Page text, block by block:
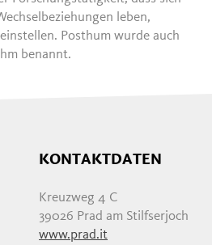
leben,
Posthum wurde auch
benannt.
KONTAKTDATEN
Kreuzweg 4 C
39026 Prad am Stilfserjoch
www.prad.it